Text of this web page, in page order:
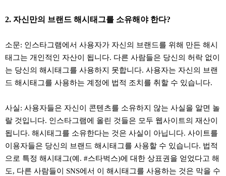
2. 자신만의 브랜드 해시태그를 소유해야 한다?
소문: 인스타그램에서 사용자가 자신의 브랜드를 위해 만든 해시
태그는 개인적인 자산이 됩니다. 다른 사람들은 당신의 허락 없이
는 당신의 해시태그를 사용하지 못합니다. 사용자는 자신의 브랜
드 해시태그를 사용하는 계정에 법적 조치를 취할 수 있습니다.
사실: 사용자들은 자신이 콘텐츠를 소유하지 않는 사실을 알면 놀
랄 것입니다. 인스타그램에 올린 것들은 모두 웹사이트의 재산이
됩니다. 해시태그를 소유한다는 것은 사실이 아닙니다. 사이트를
이용자들은 당신의 브랜드 해시태그를 사용할 수 있습니다. 법적
으로 특정 해시태그(예. #스타벅스)에 대한 상표권을 얻었다고 해
도, 다른 사람들이 SNS에서 이 해시태그를 사용하는 것은 막을 수